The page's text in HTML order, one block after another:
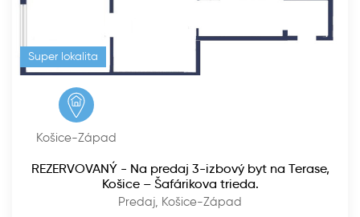
Super lokalita
Košice-Západ
REZERVOVANÝ - Na predaj 3-izbový byt na Terase,
Košice – Šafárikova trieda.
Predaj, Košice-Západ